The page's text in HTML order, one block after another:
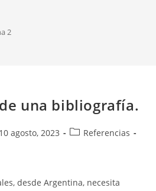
2
una bibliografía.
10 agosto, 2023
Categoría
Referencias
desde Argentina, necesita